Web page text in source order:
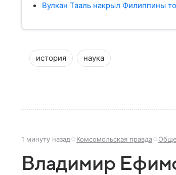
Вулкан Тааль накрыл Филиппины
история наука
1 минуту назад Комсомольская правда
Владимир